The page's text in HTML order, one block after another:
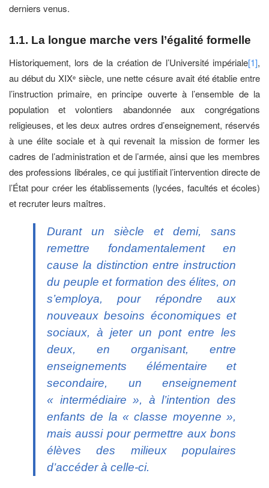
derniers venus.
1.1. La longue marche vers l’égalité formelle
Historiquement, lors de la création de l’Université impériale[1],
au début du XIXe siècle, une nette césure avait été établie entre
l’instruction primaire, en principe ouverte à l’ensemble de la
population et volontiers abandonnée aux congrégations
religieuses, et les deux autres ordres d’enseignement, réservés
à une élite sociale et à qui revenait la mission de former les
cadres de l’administration et de l’armée, ainsi que les membres
des professions libérales, ce qui justifiait l’intervention directe de
l’État pour créer les établissements (lycées, facultés et écoles)
et recruter leurs maîtres.
Durant un siècle et demi, sans
remettre fondamentalement en
cause la distinction entre instruction
du peuple et formation des élites, on
s’employa, pour répondre aux
nouveaux besoins économiques et
sociaux, à jeter un pont entre les
deux, en organisant, entre
enseignements élémentaire et
secondaire, un enseignement
« intermédiaire », à l’intention des
enfants de la « classe moyenne »,
mais aussi pour permettre aux bons
élèves des milieux populaires
d’accéder à celle-ci.